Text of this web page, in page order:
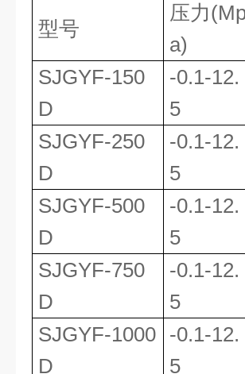
型号
压力
a)
SJGYF-150
D
-0.1-12.
5
SJGYF-250
D
-0.1-12.
5
SJGYF-500
D
-0.1-12.
5
SJGYF-750
D
-0.1-12.
5
SJGYF-1000
D
-0.1-12.
5